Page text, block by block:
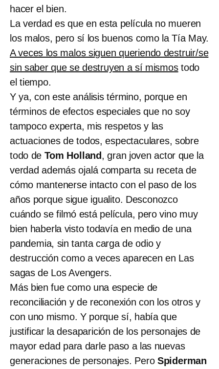
hacer el bien.
La verdad es que en esta película no mueren
los malos, pero sí los buenos como la Tía May.
A veces los malos siguen queriendo destruir/se
sin saber que se destruyen a sí mismostodo
el tiempo.
Y ya, con este análisis término, porque en
términos de efectos especiales que no soy
tampoco experta, mis respetos y las
actuaciones de todos, espectaculares, sobre
todo de Tom Holland , gran joven actor que la
verdad además ojalá comparta su receta de
cómo mantenerse intacto con el paso de los
años porque sigue igualito. Desconozco
cuándo se filmó está película, pero vino muy
bien haberla visto todavía en medio de una
pandemia, sin tanta carga de odio y
destrucción como a veces aparecen en Las
sagas de Los Avengers.
Más bien fue como una especie de
reconciliación y de reconexión con los otros y
con uno mismo. Y porque sí, había que
justificar la desaparición de los personajes de
mayor edad para darle paso a las nuevas
generaciones de personajes. Pero Spiderman